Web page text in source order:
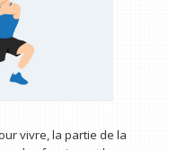
vivre, la partie de la